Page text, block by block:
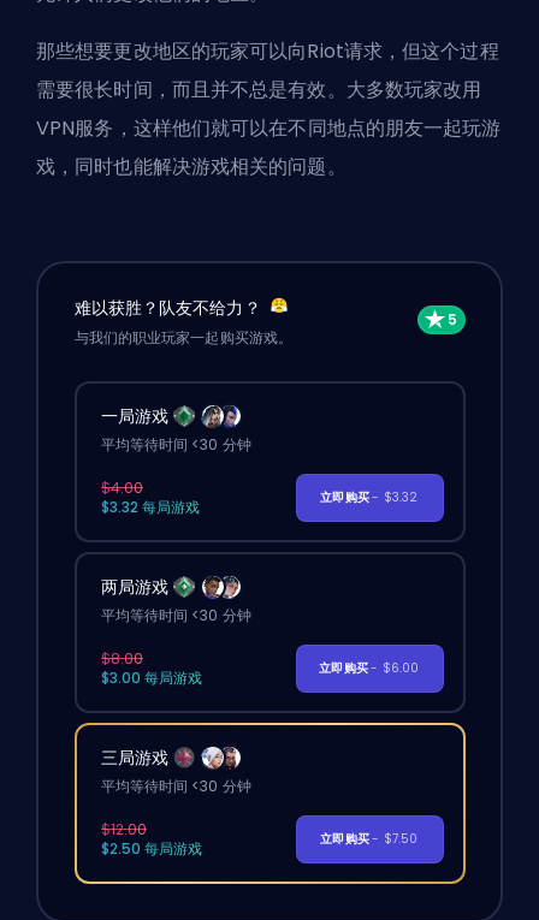
那些想要更改地区的玩家可以向Riot请求，但这个过程
需要很长时间，而且并不总是有效。大多数玩家改用
VPN服务，这样他们就可以在不同地点的朋友一起玩游
戏，同时也能解决游戏相关的问题。
难以获胜？队友不给力？
与我们的职业玩家一起购买游戏。
一局游戏
平均等待时间 <30 分钟
$4.00
$3.32 每局游戏
立即购买- $3.32
两局游戏
平均等待时间 <30 分钟
$8.00
$3.00 每局游戏
立即购买- $6.00
三局游戏
平均等待时间 <30 分钟
$12.00
$2.50 每局游戏
立即购买- $7.50